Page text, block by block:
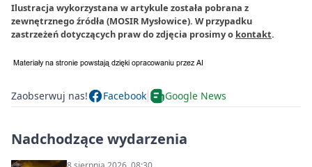
Ilustracja wykorzystana w artykule została pobrana z
zewnętrznego źródła (MOSIR Mysłowice). W przypadku
zastrzeżeń dotyczących praw do zdjęcia prosimy o kontakt.
Zaobserwuj nas! Facebook Google News
Nadchodzące wydarzenia